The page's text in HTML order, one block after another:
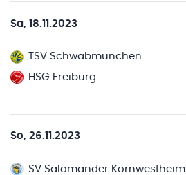
Sa, 18.11.2023
TSV Schwabmünchen
HSG Freiburg
So, 26.11.2023
SV Salamander Kornwestheim